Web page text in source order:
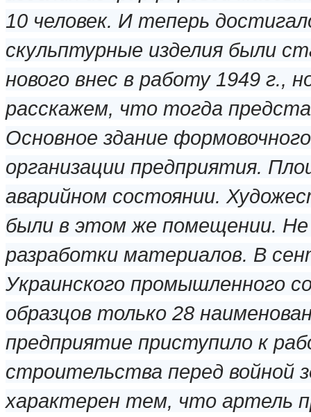
10 человек. И теперь
скульптурные изделия были
нового внес в работу 1949 г.,
расскажем, что тогда
Основное здание
организации предприятия.
аварийном состоянии.
были в этом же помещении. Не
разработки материалов. В
Украинского промышленного
образцов только 28
предприятие приступило к
строительства перед войной
характерен тем, что артель